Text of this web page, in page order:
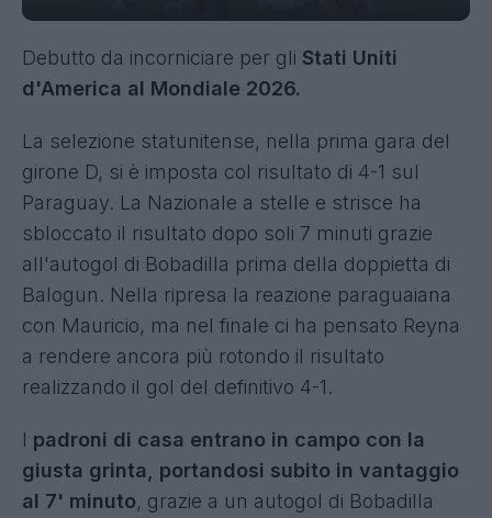
Debutto da incorniciare per gli Stati Uniti
d'America al Mondiale 2026.
La selezione statunitense, nella prima gara del
girone D, si è imposta col risultato di 4-1 sul
Paraguay. La Nazionale a stelle e strisce ha
sbloccato il risultato dopo soli 7 minuti grazie
all'autogol di Bobadilla prima della doppietta di
Balogun. Nella ripresa la reazione paraguaiana
con Mauricio, ma nel finale ci ha pensato Reyna
a rendere ancora più rotondo il risultato
realizzando il gol del definitivo 4-1.
I padroni di casa entrano in campo con la
giusta grinta, portandosi subito in vantaggio
al 7' minuto, grazie a un autogol di Bobadilla